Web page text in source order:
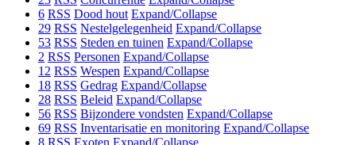
6 RSS Dood hout Expand/Collapse
29 RSS Nestelgelegenheid Expand/Collapse
53 RSS Steden en tuinen Expand/Collapse
2 RSS Personen Expand/Collapse
12 RSS Wespen Expand/Collapse
18 RSS Gedrag Expand/Collapse
28 RSS Beleid Expand/Collapse
56 RSS Bijzondere vondsten Expand/Collapse
69 RSS Inventarisatie en monitoring Expand/Collapse